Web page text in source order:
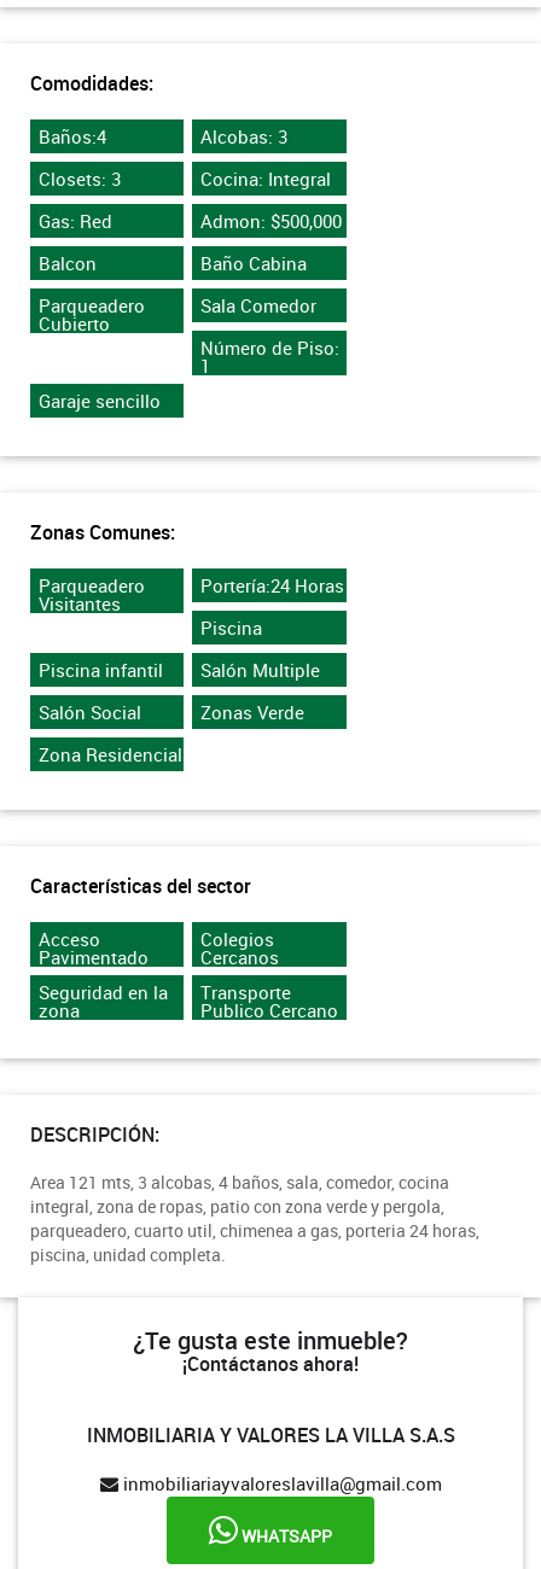
Comodidades:
Baños:4
Alcobas: 3
Closets: 3
Cocina: Integral
Gas: Red
Admon: $500,000
Balcon
Baño Cabina
Parqueadero
Cubierto
Sala Comedor
Número de Piso:
1
Garaje sencillo
Zonas Comunes:
Parqueadero
Visitantes
Portería:24 Horas
Piscina
Piscina infantil
Salón Multiple
Salón Social
Zonas Verde
Zona Residencial
Características del sector
Acceso
Pavimentado
Colegios
Cercanos
Seguridad en la
zona
Transporte
Publico Cercano
DESCRIPCIÓN:
Area 121 mts, 3 alcobas, 4 baños, sala, comedor, cocina
integral, zona de ropas, patio con zona verde y pergola,
parqueadero, cuarto util, chimenea a gas, porteria 24 horas,
piscina, unidad completa.
¿Te gusta este inmueble?
¡Contáctanos ahora!
INMOBILIARIA Y VALORES LA VILLA S.A.S
inmobiliariayvaloreslavilla@gmail.com
WHATSAPP